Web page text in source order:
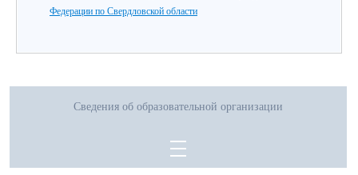
Федерации по Свердловской области
Сведения об образовательной организации